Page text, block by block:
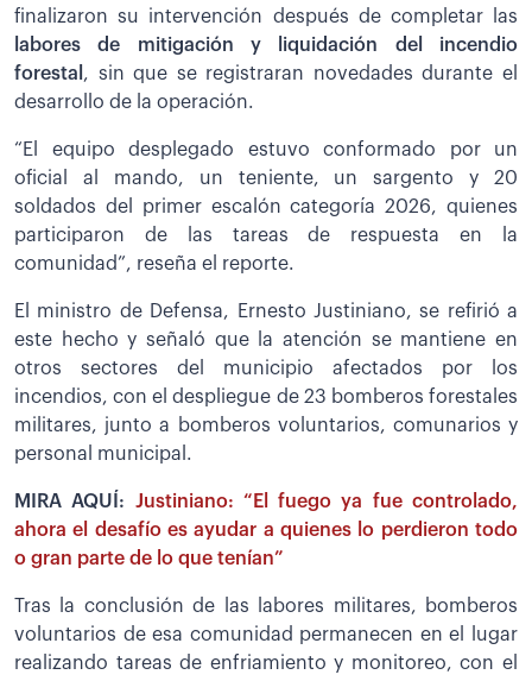
finalizaron su intervención después de completar las
labores de mitigación y liquidación del incendio
forestal , sin que se registraran novedades durante el
desarrollo de la operación.
“El equipo desplegado estuvo conformado por un
oficial al mando, un teniente, un sargento y 20
soldados del primer escalón categoría 2026, quienes
participaron de las tareas de respuesta en la
comunidad”, reseña el reporte.
El ministro de Defensa, Ernesto Justiniano, se refirió a
este hecho y señaló que la atención se mantiene en
otros sectores del municipio afectados por los
incendios, con el despliegue de 23 bomberos forestales
militares, junto a bomberos voluntarios, comunarios y
personal municipal.
MIRA AQUÍ: Justiniano: “El fuego ya fue controlado,
ahora el desafío es ayudar a quienes lo perdieron todo
o gran parte de lo que tenían”
Tras la conclusión de las labores militares, bomberos
voluntarios de esa comunidad permanecen en el lugar
realizando tareas de enfriamiento y monitoreo, con el